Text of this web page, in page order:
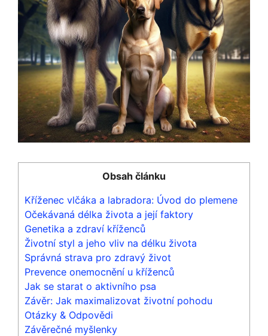
Obsah článku
Kříženec vlčáka a labradora: Úvod do plemene
Očekávaná délka života a její faktory
Genetika a zdraví kříženců
Životní styl a jeho vliv na délku života
Správná strava pro zdravý život
Prevence onemocnění u kříženců
Jak se starat o aktivního psa
Závěr: Jak maximalizovat životní pohodu
Otázky & Odpovědi
Závěrečné myšlenky